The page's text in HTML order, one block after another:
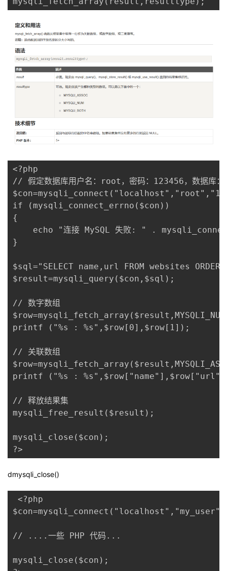
<?php
// 假定数据库用户名：root，密码：123456，数据库：
if (mysqli_connect_errno($con))
{
echo "连接 MySQL 失败: " .
}
$sql="SELECT name,url FROM websites
$result=mysqli_query($con,$sql);
// 数字数组
printf ("%s : %s",$row[0],$row[1]);
// 关联数组
printf ("%s :
// 释放结果集
mysqli_free_result($result);
mysqli_close($con);
dmysqli_close()
<?php
// ....一些 PHP 代码...
mysqli_close($con);